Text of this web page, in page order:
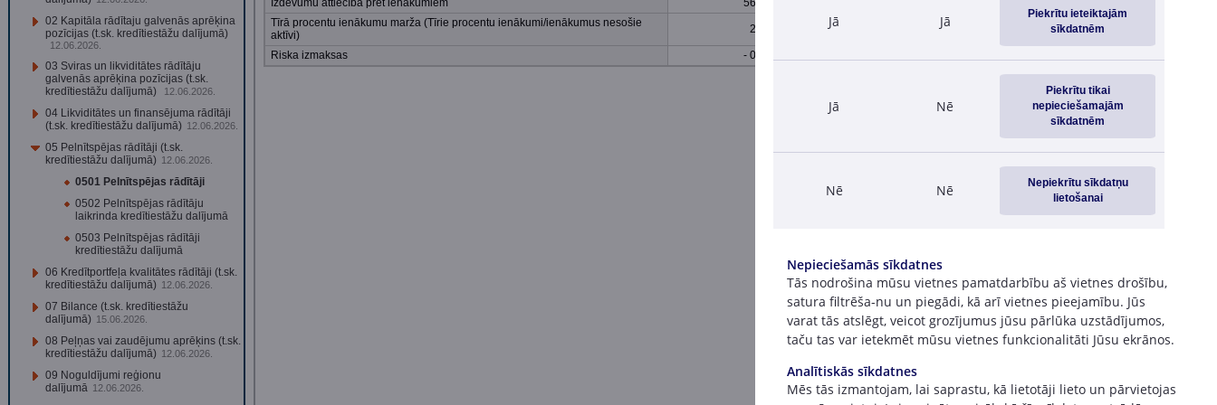
02 Kapitāla rādītaju galvenās aprēķina
pozīcijas (t.sk. kredītiestāžu dalījumā)
12.06.2026.
03 Sviras un likviditātes rādītāju
galvenās aprēķina pozīcijas (t.sk.
kredītiestāžu dalījumā)
12.06.2026.
04 Likviditātes un finansējuma rādītāji
(t.sk. kredītiestāžu dalījumā) 12.06.2026.
05 Pelnītspējas rādītāji (t.sk.
kredītiestāžu dalījumā) 12.06.2026.
0501 Pelnītspējas rādītāji
0502 Pelnītspējas rādītāju
laikrinda kredītiestāžu dalījumā
0503 Pelnītspējas rādītāji
kredītiestāžu dalījumā
06 Kredītportfeļa kvalitātes rādītāji (t.sk.
kredītiestāžu dalījumā) 12.06.2026.
07 Bilance (t.sk. kredītiestāžu
dalījumā) 15.06.2026.
08 Peļņas vai zaudējumu aprēķins (t.sk.
kredītiestāžu dalījumā) 12.06.2026.
09 Noguldījumi reģionu
dalījumā 12.06.2026.
Izdevumu attiecība pret ienākumiem
56.61
Tīrā procentu ienākumu marža (Tīrie procentu ienākumi/ienākumus nesošie
aktīvi)
2.90 2.70
Riska izmaksas - 0.24
Jā Jā
Piekrītu ieteiktajām
sīkdatnēm
Jā Nē
Piekrītu tikai
nepieciešamajām
sīkdatnēm
Nē Nē
Nepiekrītu sīkdatņu
lietošanai
Nepieciešamās sīkdatnes
Tās nodrošina mūsu vietnes pamatdarbību aš vietnes drošību,
satura filtrēša-nu un piegādi, kā arī vietnes pieejamību. Jūs
varat tās atslēgt, veicot grozījumus jūsu pārlūka uzstādījumos,
taču tas var ietekmēt mūsu vietnes funkcionalitāti Jūsu ekrānos.
Analītiskās sīkdatnes
Mēs tās izmantojam, lai saprastu, kā lietotāji lieto un pārvietojas